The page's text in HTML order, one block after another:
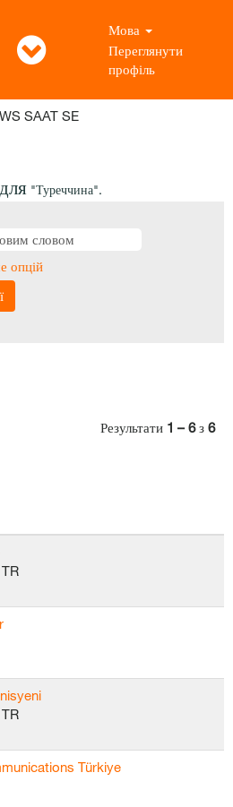
Мова
Переглянути
профіль
SAAT SE(поточна
"Туреччина".
опцій
Результати 1 – 6з 6
Türkiye